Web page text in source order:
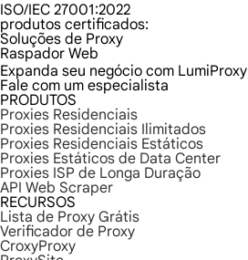
ISO/IEC 27001:2022
produtos certificados:
Soluções de Proxy
Raspador Web
Expanda seu negócio com LumiProxy
Fale com um especialista
PRODUTOS
Proxies Residenciais
Proxies Residenciais Ilimitados
Proxies Residenciais Estáticos
Proxies Estáticos de Data Center
Proxies ISP de Longa Duração
API Web Scraper
RECURSOS
Lista de Proxy Grátis
Verificador de Proxy
CroxyProxy